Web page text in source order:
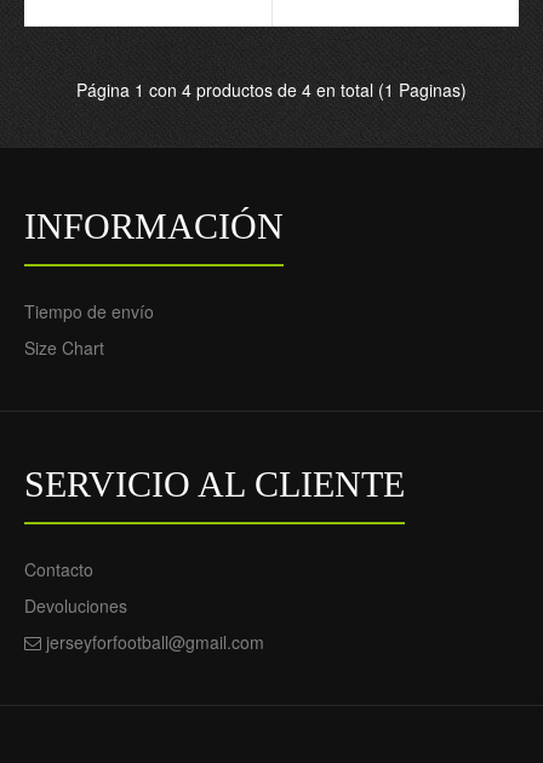
Página 1 con 4 productos de 4 en total (1 Paginas)
INFORMACIÓN
Tiempo de envío
Size Chart
SERVICIO AL CLIENTE
Contacto
Devoluciones
jerseyforfootball@gmail.com